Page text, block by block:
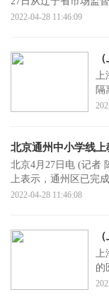
2022-04-28 11:46:09
上
隔
重
北京通州中小学线
北京4月27日电 (记者
上表示，通州区已完
2022-04-28 11:46:08
上
的
起